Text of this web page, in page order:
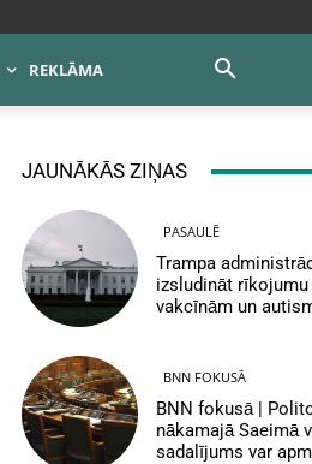
REKLĀMA
JAUNĀKĀS ZIŅAS
PASAULĒ
Trampa
izsludināt rīkojumu
vakcīnām un
BNN FOKUSĀ
BNN fokusā |
nākamajā Saeimā
sadalījums var